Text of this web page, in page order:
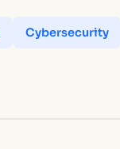
Cybersecurity